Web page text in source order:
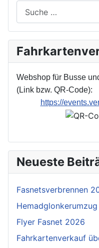
Webshop für Busse
(Link bzw. QR-Code):
https://
Neueste
Fasnetsverbrennen
Flyer Fasnet 2026
Fahrkartenverkauf